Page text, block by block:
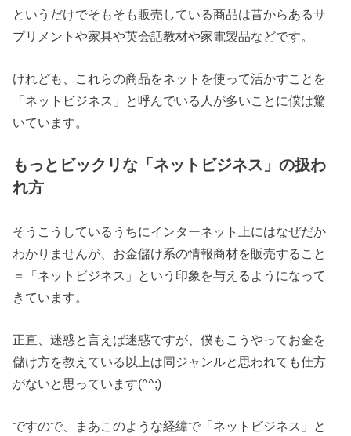
というだけでそもそも販売している商品は昔からあるサ
プリメントや家具や英会話教材や家電製品などです。
けれども、これらの商品をネットを使って活かすことを
「ネットビジネス」と呼んでいる人が多いことに僕は驚
いています。
もっとビックリな「ネットビジネス」の扱わ
れ方
そうこうしているうちにインターネット上にはなぜだか
わかりませんが、お金儲け系の情報商材を販売すること
＝「ネットビジネス」という印象を与えるようになって
きています。
正直、迷惑と言えば迷惑ですが、僕もこうやってお金を
儲け方を教えている以上は同ジャンルと思われても仕方
がないと思っています(^^;)
ですので、まあこのような経緯で「ネットビジネス」と